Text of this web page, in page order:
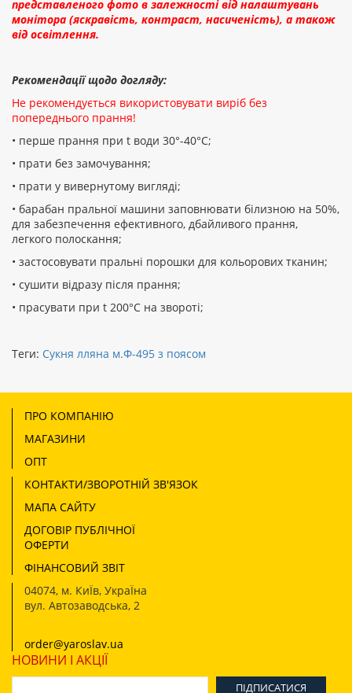
представленого фото в залежності від налаштувань
монітора (яскравість, контраст, насиченість), а також
від освітлення.
Рекомендації щодо догляду:
Не рекомендується використовувати виріб без
попереднього прання!
• перше прання при t води 30°-40°C;
• прати без замочування;
• прати у вивернутому вигляді;
• барабан пральної машини заповнювати білизною на 50%,
для забезпечення ефективного, дбайливого прання,
легкого полоскання;
• застосовувати пральні порошки для кольорових тканин;
• сушити відразу після прання;
• прасувати при t 200°С на звороті;
Теги: Сукня лляна м.Ф-495 з поясом
ПРО КОМПАНІЮ
МАГАЗИНИ
ОПТ
КОНТАКТИ/ЗВОРОТНІЙ ЗВ'ЯЗОК
МАПА САЙТУ
ДОГОВІР ПУБЛІЧНОЇ
ОФЕРТИ
ФІНАНСОВИЙ ЗВІТ
04074, м. КиЇв, УкраЇна
вул. Автозаводська, 2
order@yaroslav.ua
НОВИНИ І АКЦІЇ